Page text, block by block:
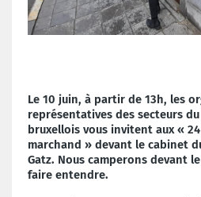
Le 10 juin, à partir de 13h, les
représentatives des secteurs
bruxellois vous invitent aux «
marchand » devant le cabinet
Gatz. Nous camperons devant
faire entendre.